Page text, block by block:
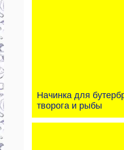
Начинка для
творога и рыбы